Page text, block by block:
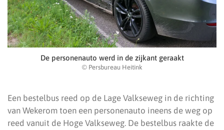
De personenauto werd in de zijkant geraakt
© Persbureau Heitink
Een bestelbus reed op de Lage Valkseweg in de richting
van Wekerom toen een personenauto ineens de weg op
reed vanuit de Hoge Valkseweg. De bestelbus raakte de